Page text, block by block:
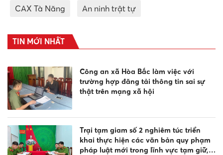
CAX Tà Năng An ninh trật tự
TIN MỚI NHẤT
Công an xã Hòa Bắc làm việc với
trường hợp đăng tải thông tin sai sự
thật trên mạng xã hội
Trại tạm giam số 2 nghiêm túc triển
khai thực hiện các văn bản quy phạm
pháp luật mới trong lĩnh vực tạm giữ,